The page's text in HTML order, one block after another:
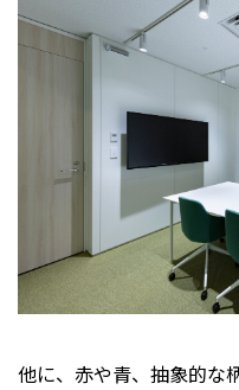
他に、赤や青、抽象的な